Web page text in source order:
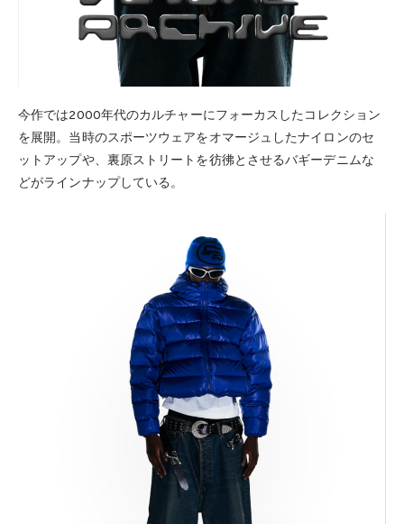
今作では2000年代のカルチャーにフォーカスしたコレクション
を展開。当時のスポーツウェアをオマージュしたナイロンのセ
ットアップや、裏原ストリートを彷彿とさせるバギーデニムな
どがラインナップしている。